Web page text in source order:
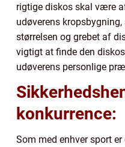
rigtige diskos skal være
udøverens
størrelsen og grebet af
vigtigt at finde den
udøverens personlige
konkurrence:
Som med enhver sport